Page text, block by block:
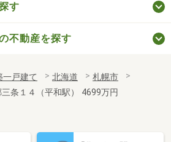
す
不動産を探す
一戸建て 北海道
札幌市
条１４（平和駅） 4699万円